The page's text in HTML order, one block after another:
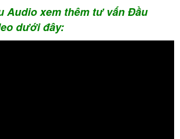
Audio xem thêm tư vấn Đầu
dưới đây: